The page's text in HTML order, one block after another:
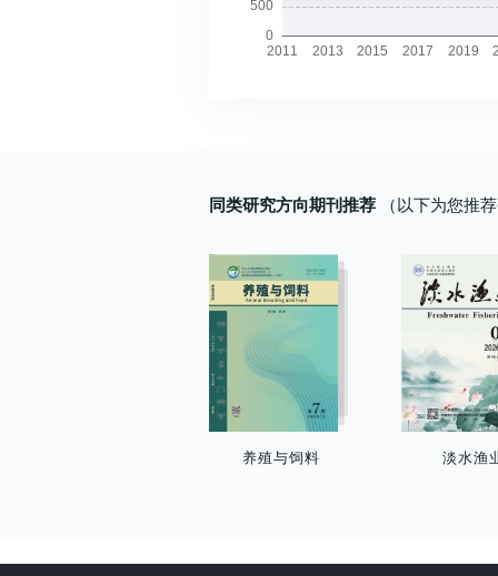
鲈具有很强的诱集效应,研究结果可
为光诱捕装置的设计提供技术依据。
主系框绳最大张力,在水流速度为0.4
m/s时,容积保持率较方案1可提高
高22%。研究表明,方案4的优化效果
的优化设计提供参考。
(空白对照)相比,该6种涂料都显著地
提升养殖容器底层的水流速度(水平
别提升了57.7%和95.8%。此
器内水体最大混匀率,分别为98.35%
和96.45%;而SM-E和SM-E-Cu能在
2 h达到最大混匀率,分别为96.9%和
系列涂料在提升混匀速度上较SA系
列涂料可缩短1~2 h内达到最大混匀
度,但从实现最大化混匀度上看,SA系
列涂料较SM平均提升0.7%,最大差
混匀速率和效率上优于SA,而SA在达
同类研究方向期刊推荐 （以下为您推
养殖与饲料 淡水渔